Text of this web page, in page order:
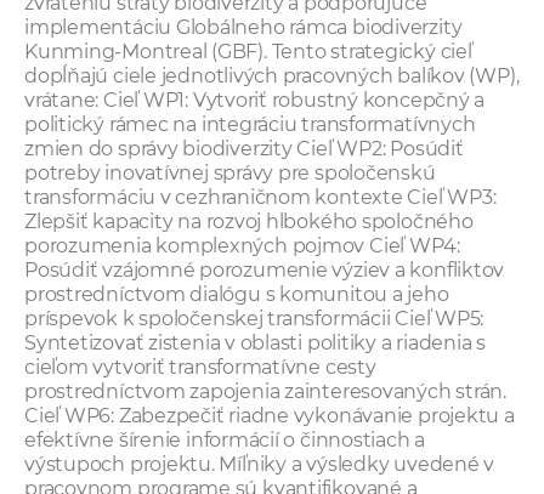
implementáciu Globálneho rámca biodiverzity
Kunming-Montreal (GBF). Tento strategický cieľ
dopĺňajú ciele jednotlivých pracovných balíkov (WP),
vrátane: Cieľ WP1: Vytvoriť robustný koncepčný a
politický rámec na integráciu transformatívnych
zmien do správy biodiverzity Cieľ WP2: Posúdiť
potreby inovatívnej správy pre spoločenskú
transformáciu v cezhraničnom kontexte Cieľ WP3:
Zlepšiť kapacity na rozvoj hlbokého spoločného
porozumenia komplexných pojmov Cieľ WP4:
Posúdiť vzájomné porozumenie výziev a konfliktov
prostredníctvom dialógu s komunitou a jeho
príspevok k spoločenskej transformácii Cieľ WP5:
Syntetizovať zistenia v oblasti politiky a riadenia s
cieľom vytvoriť transformatívne cesty
prostredníctvom zapojenia zainteresovaných strán.
Cieľ WP6: Zabezpečiť riadne vykonávanie projektu a
efektívne šírenie informácií o činnostiach a
výstupoch projektu. Míľniky a výsledky uvedené v
pracovnom programe sú kvantifikované a